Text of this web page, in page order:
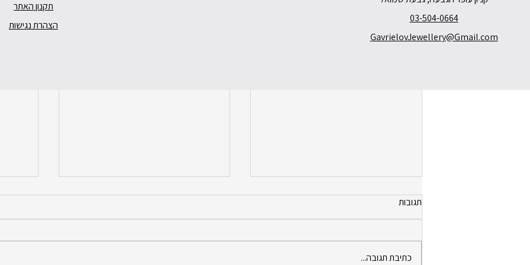
תגובות
כתיבת תגובה...
תקנון האתר
הצהרת נגישות
03-504-0664
GavrielovJewellery@Gmail.com